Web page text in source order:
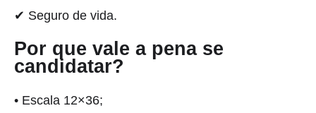
✔ Seguro de vida.
Por que vale a pena se
candidatar?
• Escala 12×36;